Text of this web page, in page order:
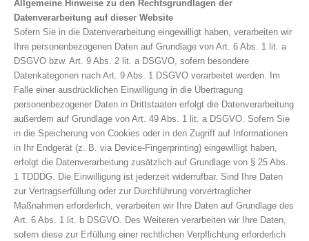
Allgemeine Hinweise zu den Rechtsgrundlagen der
Datenverarbeitung auf dieser Website
Sofern Sie in die Datenverarbeitung eingewilligt haben, verarbeiten wir
Ihre personenbezogenen Daten auf Grundlage von Art. 6 Abs. 1 lit. a
DSGVO bzw. Art. 9 Abs. 2 lit. a DSGVO, sofern besondere
Datenkategorien nach Art. 9 Abs. 1 DSGVO verarbeitet werden. Im
Falle einer ausdrücklichen Einwilligung in die Übertragung
personenbezogener Daten in Drittstaaten erfolgt die Datenverarbeitung
außerdem auf Grundlage von Art. 49 Abs. 1 lit. a DSGVO. Sofern Sie
in die Speicherung von Cookies oder in den Zugriff auf Informationen
in Ihr Endgerät (z. B. via Device-Fingerprinting) eingewilligt haben,
erfolgt die Datenverarbeitung zusätzlich auf Grundlage von § 25 Abs.
1 TDDDG. Die Einwilligung ist jederzeit widerrufbar. Sind Ihre Daten
zur Vertragserfüllung oder zur Durchführung vorvertraglicher
Maßnahmen erforderlich, verarbeiten wir Ihre Daten auf Grundlage des
Art. 6 Abs. 1 lit. b DSGVO. Des Weiteren verarbeiten wir Ihre Daten,
sofern diese zur Erfüllung einer rechtlichen Verpflichtung erforderlich